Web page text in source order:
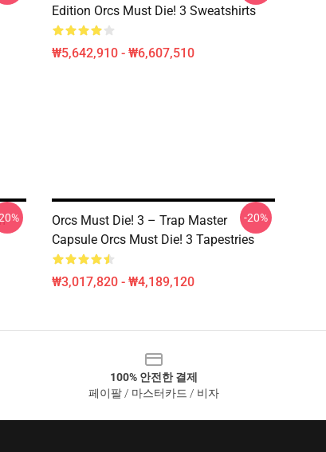
Edition Orcs Must Die! 3 Sweatshirts
₩5,642,910 - ₩6,607,510
Orcs Must Die! 3 – Trap Master
Capsule Orcs Must Die! 3 Tapestries
₩3,017,820 - ₩4,189,120
-20%
100% 안전한 결제
페이팔 / 마스터카드 / 비자